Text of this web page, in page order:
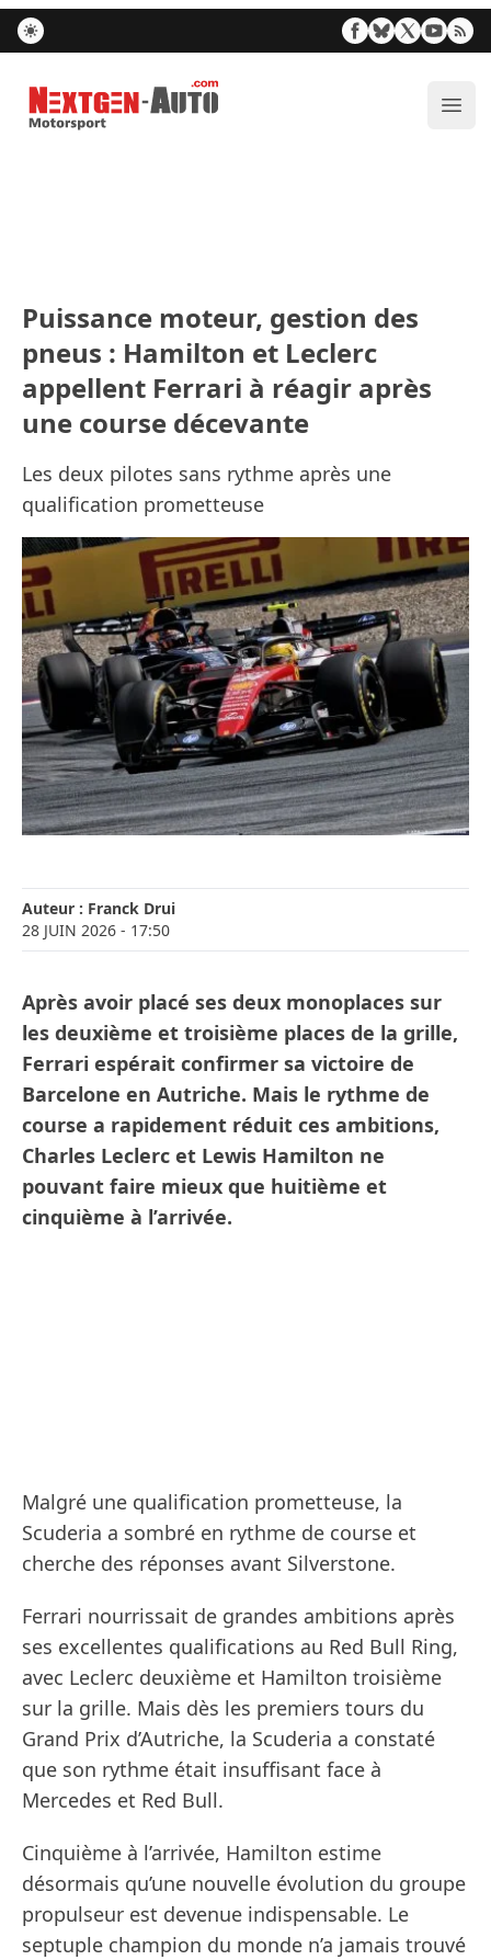
Nextgen-Auto.com
Puissance moteur, gestion des
pneus : Hamilton et Leclerc
appellent Ferrari à réagir après
une course décevante
Les deux pilotes sans rythme après une
qualification prometteuse
Auteur : Franck Drui
28 JUIN 2026 - 17:50
Après avoir placé ses deux monoplaces sur
les deuxième et troisième places de la grille,
Ferrari espérait confirmer sa victoire de
Barcelone en Autriche. Mais le rythme de
course a rapidement réduit ces ambitions,
Charles Leclerc et Lewis Hamilton ne
pouvant faire mieux que huitième et
cinquième à l’arrivée.
Malgré une qualification prometteuse, la
Scuderia a sombré en rythme de course et
cherche des réponses avant Silverstone.
Ferrari nourrissait de grandes ambitions après
ses excellentes qualifications au Red Bull Ring,
avec Leclerc deuxième et Hamilton troisième
sur la grille. Mais dès les premiers tours du
Grand Prix d’Autriche, la Scuderia a constaté
que son rythme était insuffisant face à
Mercedes et Red Bull.
Cinquième à l’arrivée, Hamilton estime
désormais qu’une nouvelle évolution du groupe
propulseur est devenue indispensable. Le
septuple champion du monde n’a jamais trouvé